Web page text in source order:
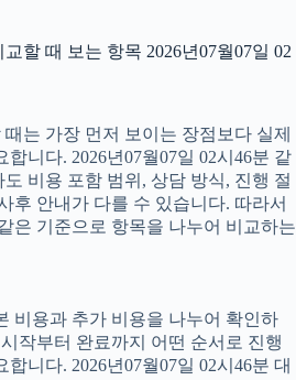
할 때 보는 항목 2026년07월07일 02
는 가장 먼저 보이는 장점보다 실제
니다. 2026년07월07일 02시46분 같
비용 포함 범위, 상담 방식, 진행 절
후 안내가 다를 수 있습니다. 따라서
은 기준으로 항목을 나누어 비교하는
비용과 추가 비용을 나누어 확인하
작부터 완료까지 어떤 순서로 진행
니다. 2026년07월07일 02시46분 대